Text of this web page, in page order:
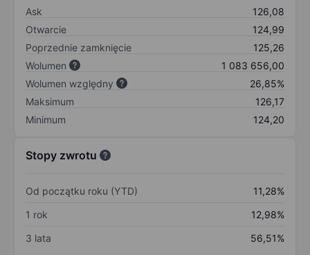
Ask
126,08
Otwarcie
124,99
Poprzednie zamknięcie
125,26
Wolumen
1 083 656,00
Wolumen względny
26,85%
Maksimum
126,17
Minimum
124,20
Stopy zwrotu
Od początku roku (YTD)
11,28%
1 rok
12,98%
3 lata
56,51%